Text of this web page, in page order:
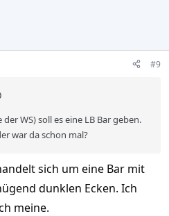
#9
WS) soll es eine LB Bar geben.
war da schon mal?
sich um eine Bar mit
dunklen Ecken. Ich
meine.